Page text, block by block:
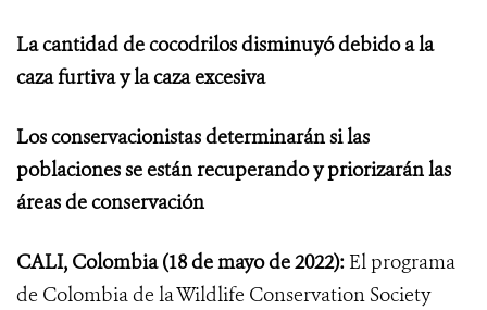
La cantidad de cocodrilos disminuyó debido a la
caza furtiva y la caza excesiva
Los conservacionistas determinarán si las
poblaciones se están recuperando y priorizarán las
áreas de conservación
CALI, Colombia (18 de mayo de 2022): El programa
de Colombia de la Wildlife Conservation Society